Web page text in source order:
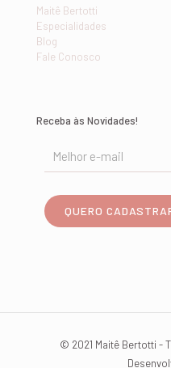
Maitê Bertotti
Especialidades
Blog
Fale Conosco
Receba às Novidades!
© 2021 Maitê Bertotti -